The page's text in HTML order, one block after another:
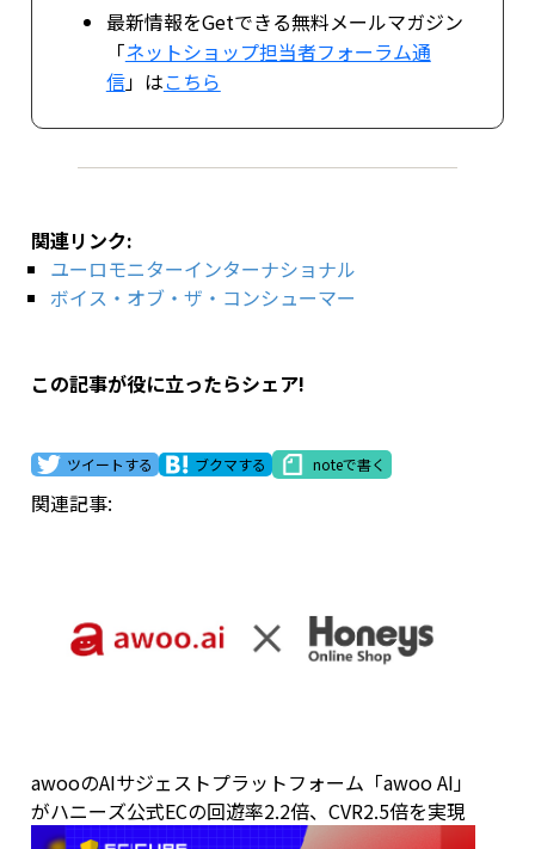
最新情報をGetできる無料メールマガジン
「ネットショップ担当者フォーラム通
信」はこちら
関連リンク:
ユーロモニターインターナショナル
ボイス・オブ・ザ・コンシューマー
この記事が役に立ったらシェア!
ツイートする ブクマする noteで書く
関連記事:
awooのAIサジェストプラットフォーム「awoo AI」
がハニーズ公式ECの回遊率2.2倍、CVR2.5倍を実現